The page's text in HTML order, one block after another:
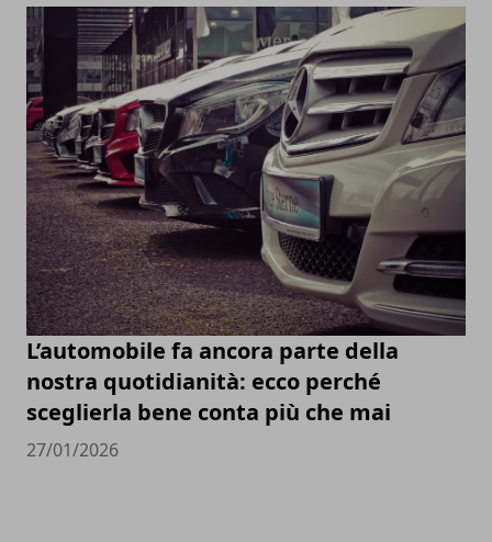
L’automobile fa ancora parte della
nostra quotidianità: ecco perché
sceglierla bene conta più che mai
27/01/2026